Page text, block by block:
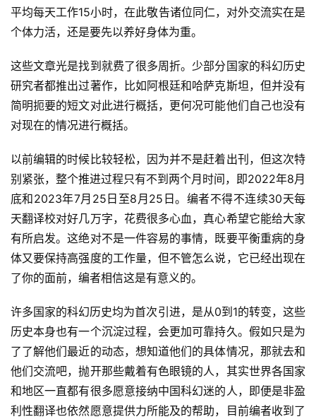
文
稿
文
章
科
幻
资
讯
主
题
科
小
说
库
登录 注册
平均每天工作15小时，在此敬告诸位同仁，对外交流实在是
个体力活，还是要先以养好身体为重。
这些文章光是找到就费了很多周折。少部分国家的科幻历史
研究者都推出过著作，比如阿根廷和哈萨克斯坦，但并没有
简明扼要的短文对此进行概括，更何况可能他们自己也没有
对现在的情况进行概括。
以前编辑的时候比较轻松，因为并不是赶着出刊，但这次特
别紧张，整个推进过程只有不到两个月时间，即2022年8月
底和2023年7月25日至8月25日。编者不得不连续30天每
天翻译校对好几万字，花费很多心血，真心希望它能给大家
有所启发。这绝对不是一件容易的事情，既要平衡重病的身
体又要保持高强度的工作量，但不管怎么说，它已经出现在
了你的面前，编者相信这是有意义的。
许多国家的科幻历史均为首次引进，是从0到1的转变，这些
历史本身也有一个沉淀过程，会更加可靠持久。假如只是为
了了解他们最近的动态，想知道他们的具体情况，那就去和
他们交流吧，抛开那些戴着有色眼镜的人，其实世界各国家
和地区一直都有很多愿意接纳中国科幻迷的人，即便是非盈
利性翻译也依然愿意提供力所能及的帮助，目前编者收到了